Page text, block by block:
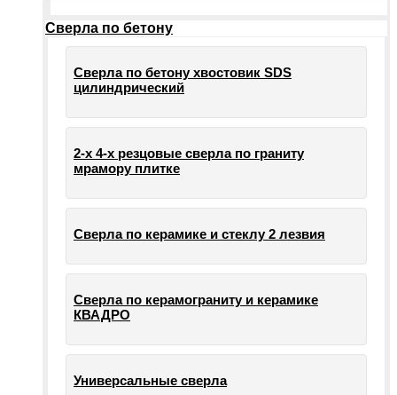
Сверла по бетону
Сверла по бетону хвостовик SDS
цилиндрический
2-х 4-х резцовые сверла по граниту
мрамору плитке
Сверла по керамике и стеклу 2 лезвия
Сверла по керамограниту и керамике
КВАДРО
Универсальные сверла